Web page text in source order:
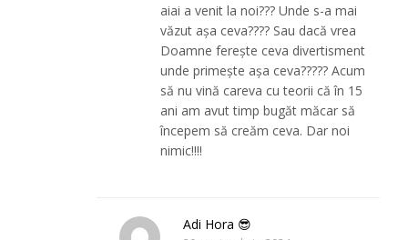
aiai a venit la noi??? Unde s-a mai
văzut așa ceva???? Sau dacă vrea
Doamne ferește ceva divertisment
unde primește așa ceva????? Acum
să nu vină careva cu teorii că în 15
ani am avut timp bugăt măcar să
începem să creăm ceva. Dar noi
nimic!!!!
Adi Hora 😎